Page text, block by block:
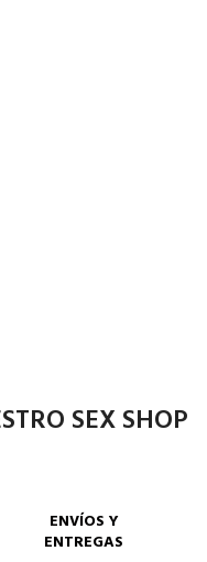
SEX SHOP
ENVÍOS Y
ENTREGAS